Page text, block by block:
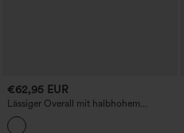
€62,95 EUR
Lässiger Overall mit halbhohem
Reißverschluss, langen Ärmeln, weitem
Bein und Taschen - Easy-Peezy-Edition